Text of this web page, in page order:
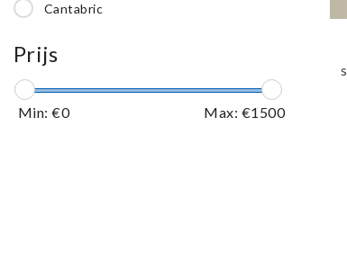
Cantabric
Prijs
Min: €0 Max: €1500